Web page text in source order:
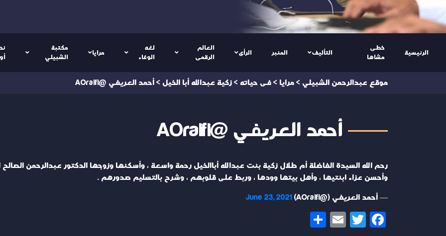
الرئيسية
خطى
مشاها
التأليف المنبر الرأى
العالم
الرقمى
لغه
الوفاء
مرايا
مكتبة
الشبيلي
موقع عبدالرحمن الشبيلي > مرايا > فى حياته > زكية عبدالله أبا الخيل > أحمد العريفي @AOraifi
أحمد العريفي @AOraifi
رحم الله السيدة الفاضلة أم طلال زكية بنت عبدالله أباالخيل رحمة واسعة ، وأسكنها وزوجها الدكتور عبدالرحمن
وأحسن عزاء ابنتيها ، وأهل بيتها وودها ، وربط على قلوبهم ، وشرح بالتسليم صدورهم .
— أحمد العريفي (@AOraifi) June 23, 2021
Facebook
Twitter
Email